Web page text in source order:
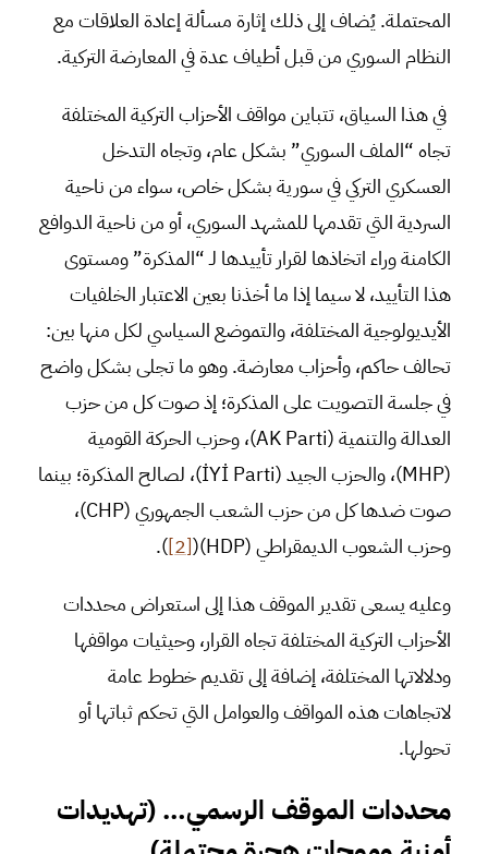
المحتملة. يُضاف إلى ذلك إثارة مسألة إعادة العلاقات مع
النظام السوري من قبل أطياف عدة في المعارضة التركية.
في هذا السياق، تتباين مواقف الأحزاب التركية المختلفة
تجاه “الملف السوري” بشكل عام، وتجاه التدخل
العسكري التركي في سورية بشكل خاص، سواء من ناحية
السردية التي تقدمها للمشهد السوري، أو من ناحية الدوافع
الكامنة وراء اتخاذها لقرار تأييدها لـ “المذكرة” ومستوى
هذا التأييد، لا سيما إذا ما أخذنا بعين الاعتبار الخلفيات
الأيديولوجية المختلفة، والتموضع السياسي لكل منها بين:
تحالف حاكم، وأحزاب معارضة. وهو ما تجلى بشكل واضح
في جلسة التصويت على المذكرة؛ إذ صوت كل من حزب
العدالة والتنمية (AK Parti)، وحزب الحركة القومية
(MHP)، والحزب الجيد (İYİ Parti)، لصالح المذكرة؛ بينما
صوت ضدها كل من حزب الشعب الجمهوري (CHP)،
وحزب الشعوب الديمقراطي (HDP)(
[2]
).
وعليه يسعى تقدير الموقف هذا إلى استعراض محددات
الأحزاب التركية المختلفة تجاه القرار، وحيثيات مواقفها
ودلالاتها المختلفة، إضافة إلى تقديم خطوط عامة
لاتجاهات هذه المواقف والعوامل التي تحكم ثباتها أو
تحولها.
محددات الموقف الرسمي… (تهديدات